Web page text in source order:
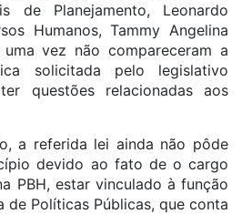
de Planejamento, Leonardo
Humanos, Tammy Angelina
vez não compareceram a
solicitada pelo legislativo
questões relacionadas aos
a referida lei ainda não pôde
devido ao fato de o cargo
PBH, estar vinculado à função
de Políticas Públicas, que conta